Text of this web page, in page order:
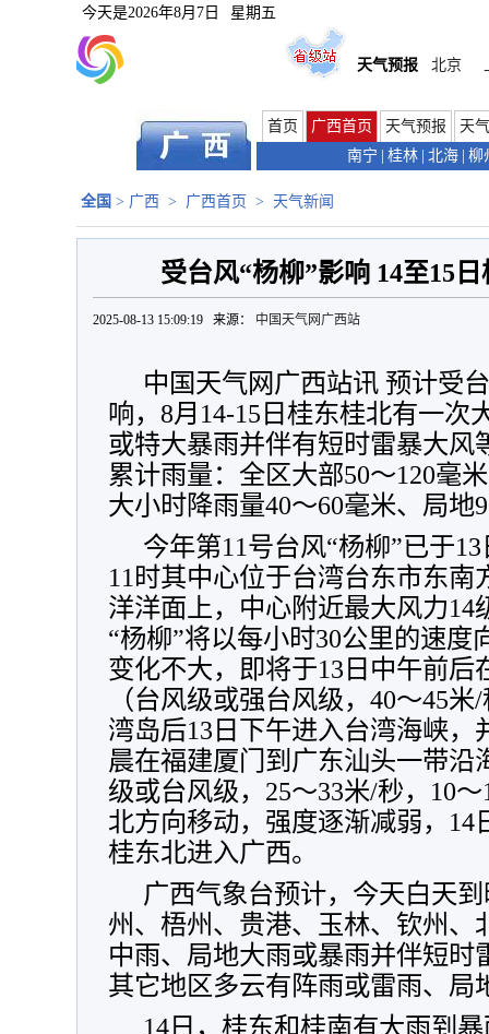
今天是2026年8月7日 星期五
天气预报 北京
首页 广西首页 天气预报
天
南宁
桂林 北海 柳
全国 > 广西 > 广西首页 > 天气新闻
受台风“杨柳”影响 14至15
2025-08-13 15:09:19 来源： 中国天气网广西站
中国天气网广西站讯 预计受
响，8月14-15日桂东桂北有一次
或特大暴雨并伴有短时雷暴大风
累计雨量：全区大部50～120毫
大小时降雨量40～60毫米、局地
今年第11号台风“杨柳”已于
11时其中心位于台湾台东市东南
洋洋面上，中心附近最大风力14
“杨柳”将以每小时30公里的速度
变化不大，即将于13日中午前后
（台风级或强台风级，40～45
湾岛后13日下午进入台湾海峡，
晨在福建厦门到广东汕头一带沿
级或台风级，25～33米/秒，10
北方向移动，强度逐渐减弱，14
桂东北进入广西。
广西气象台预计，今天白天
州、梧州、贵港、玉林、钦州、
中雨、局地大雨或暴雨并伴短时
其它地区多云有阵雨或雷雨、局
14日，桂东和桂南有大雨到